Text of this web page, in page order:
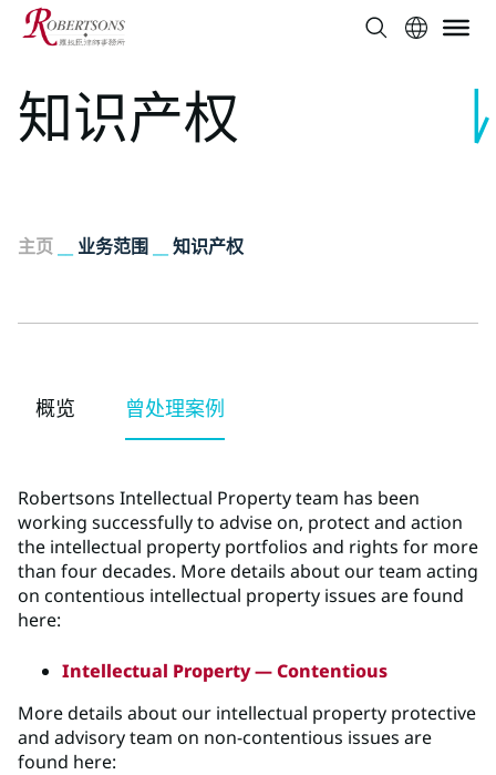
知识产权
主页 业务范围 知识产权
概览 曾处理案例
Robertsons Intellectual Property team has been
working successfully to advise on, protect and action
the intellectual property portfolios and rights for more
than four decades. More details about our team acting
on contentious intellectual property issues are found
here:
Intellectual Property — Contentious
More details about our intellectual property protective
and advisory team on non-contentious issues are
found here: